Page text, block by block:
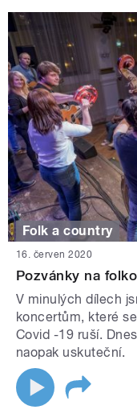
Folk a country
16. červen 2020
Pozvánky na
V minulých dílech
koncertům, které
Covid -19 ruší.
naopak uskuteční.